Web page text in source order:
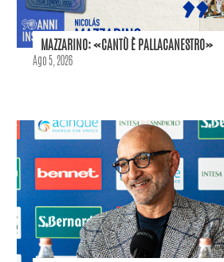
MAZZARINO: «CANTÙ È PALLACANESTRO»
Ago 5, 2026